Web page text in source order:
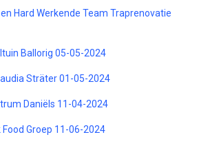
Hard Werkende Team Traprenovatie
Ballorig 05-05-2024
Sträter 01-05-2024
Daniëls 11-04-2024
Groep 11-06-2024